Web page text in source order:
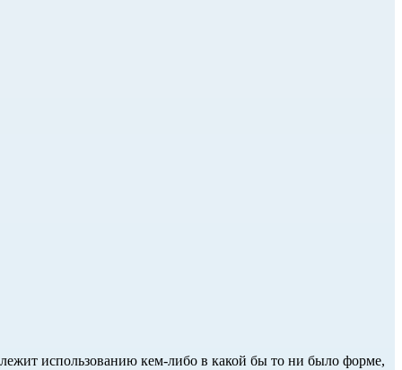
использованию кем-либо в какой бы то ни было форме,